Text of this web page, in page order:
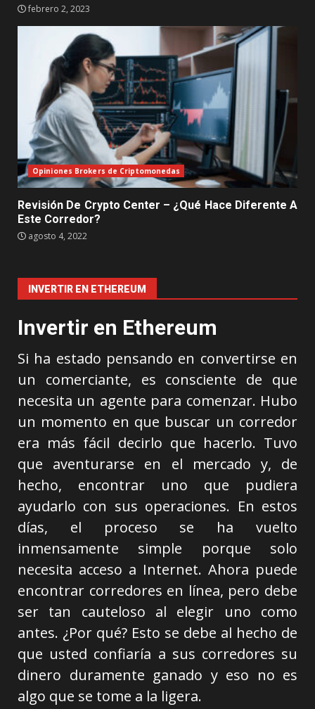
febrero 2, 2023
Opiniones Brokers de Criptomonedas
Revisión De Crypto Center – ¿Qué Hace Diferente A
Este Corredor?
agosto 4, 2022
INVERTIR EN ETHEREUM
Invertir en Ethereum
Si ha estado pensando en convertirse en
un comerciante, es consciente de que
necesita un agente para comenzar. Hubo
un momento en que buscar un corredor
era más fácil decirlo que hacerlo. Tuvo
que aventurarse en el mercado y, de
hecho, encontrar uno que pudiera
ayudarlo con sus operaciones. En estos
días, el proceso se ha vuelto
inmensamente simple porque solo
necesita acceso a Internet. Ahora puede
encontrar corredores en línea, pero debe
ser tan cauteloso al elegir uno como
antes. ¿Por qué? Esto se debe al hecho de
que usted confiaría a sus corredores su
dinero duramente ganado y eso no es
algo que se tome a la ligera.